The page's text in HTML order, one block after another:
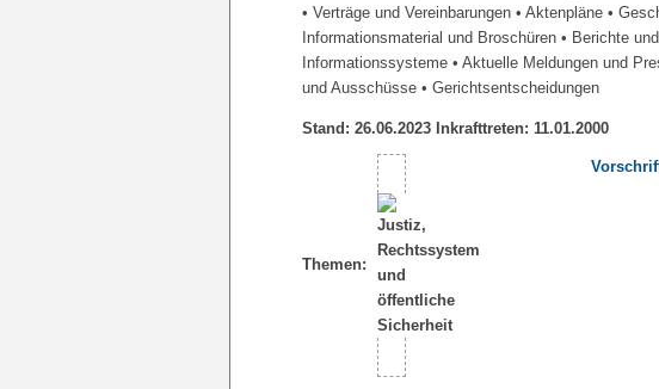
• Verträge und Vereinbarungen • Aktenpläne •
Informationsmaterial und Broschüren • Berichte
Informationssysteme • Aktuelle Meldungen und
und Ausschüsse • Gerichtsentscheidungen
Stand: 26.06.2023 Inkrafttreten: 11.01.2000
Themen: